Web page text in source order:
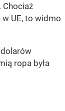
Chociaż
UE, to widmo
dolarów
ropa była